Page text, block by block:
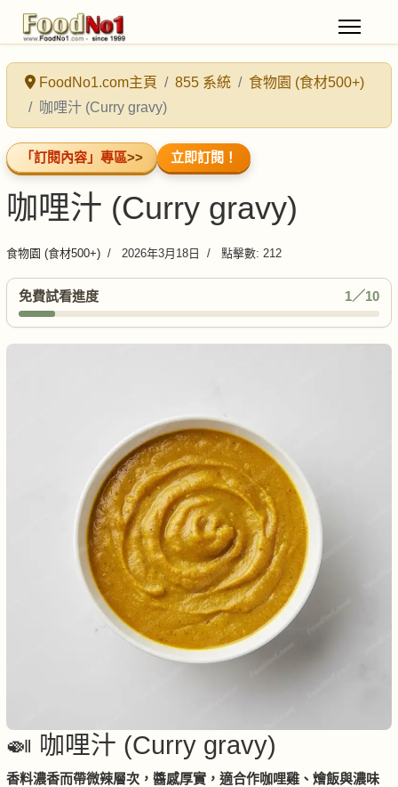
FoodNo1.com主頁 855 系統
食物園 (食材500+)
咖哩汁 (Curry gravy)
「訂閱內容」專區>> 立即訂閱！
咖哩汁 (Curry gravy)
食物園 (食材500+) 2026年3月18日 點擊數: 212
免費試看進度 1／10
🍛 咖哩汁 (Curry gravy)
香料濃香而帶微辣層次，醬感厚實，適合作咖哩雞、燴飯與濃味